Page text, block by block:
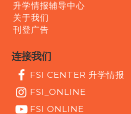
升学情报辅导中心
关于我们
刊登广告
连接我们
FSI CENTER 升学情报
FSI_ONLINE
FSI ONLINE